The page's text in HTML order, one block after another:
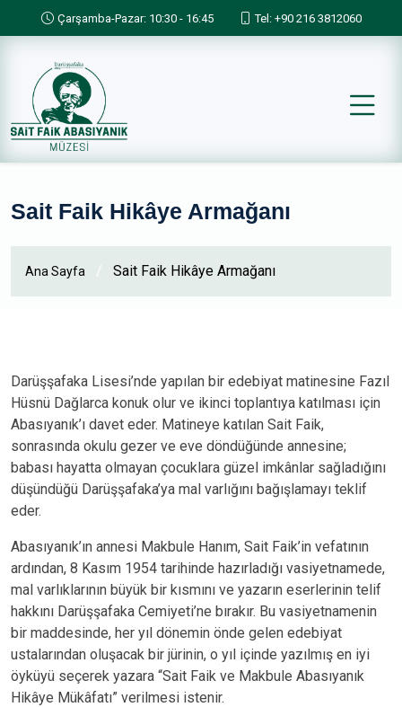
Skip to main contentÇarşamba-Pazar: 10:30 - 16:45 Tel: +90 216 3812060
Sait Faik Hikâye Armağanı
Ana Sayfa / Sait Faik Hikâye Armağanı
Darüşşafaka Lisesi’nde yapılan bir edebiyat matinesine Fazıl
Hüsnü Dağlarca konuk olur ve ikinci toplantıya katılması için
Abasıyanık’ı davet eder. Matineye katılan Sait Faik,
sonrasında okulu gezer ve eve döndüğünde annesine;
babası hayatta olmayan çocuklara güzel imkânlar sağladığını
düşündüğü Darüşşafaka’ya mal varlığını bağışlamayı teklif
eder.
Abasıyanık’ın annesi Makbule Hanım, Sait Faik’in vefatının
ardından, 8 Kasım 1954 tarihinde hazırladığı vasiyetnamede,
mal varlıklarının büyük bir kısmını ve yazarın eserlerinin telif
hakkını Darüşşafaka Cemiyeti’ne bırakır. Bu vasiyetnamenin
bir maddesinde, her yıl dönemin önde gelen edebiyat
ustalarından oluşacak bir jürinin, o yıl içinde yazılmış en iyi
öyküyü seçerek yazara “Sait Faik ve Makbule Abasıyanık
Hikâye Mükâfatı” verilmesi istenir.